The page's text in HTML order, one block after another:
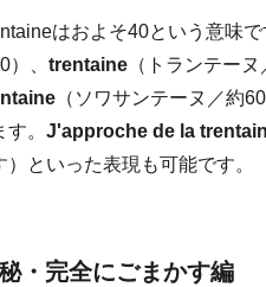
はおよそ40という意味
）、 trentaine （トランテーヌ
（ソワサンテーヌ／約
。 J'approche de la
）といった表現も可能です。
・完全にごまかす編